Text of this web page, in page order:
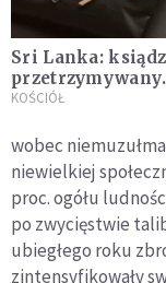
Sri Lanka: ksiądz
przetrzymywany
przez policję.
KOŚCIÓŁ
wobec
niewielkiej
proc. ogółu
po zwycięstwie
ubiegłego roku
zintensyfikowały